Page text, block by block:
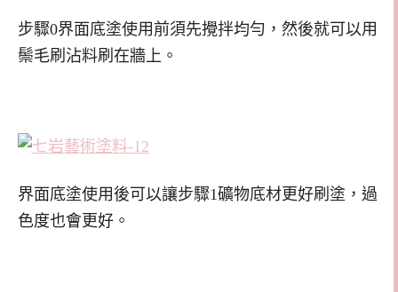
步驟0界面底塗使用前須先攪拌均勻，然後就可以用
鬃毛刷沾料刷在牆上。
界面底塗使用後可以讓步驟1礦物底材更好刷塗，過
色度也會更好。